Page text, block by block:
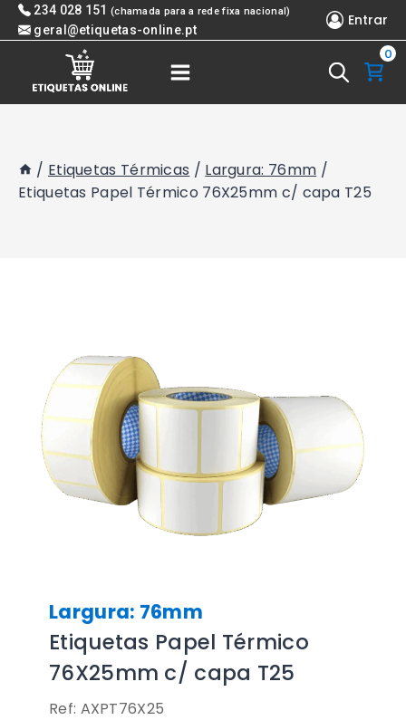
Skip 234 028 151 (chamada para a rede fixa nacional)
geral@etiquetas-online.pt
Entrar
0
/ Etiquetas Térmicas / Largura: 76mm /
Etiquetas Papel Térmico 76X25mm c/ capa T25
Largura: 76mm
Etiquetas Papel Térmico
76X25mm c/ capa T25
Ref: AXPT76X25